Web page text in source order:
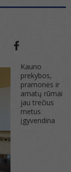
Kauno
prekybos,
pramonės ir
amatų rūmai
jau trečius
metus
įgyvendina